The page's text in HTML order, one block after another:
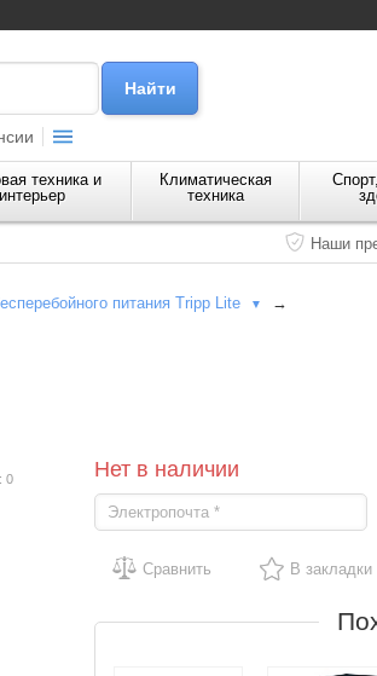
техника и
интерьер
Климатическая
техника
Наши
питания Tripp Lite ▼ →
0 Нет в наличии
Сравнить В закладки